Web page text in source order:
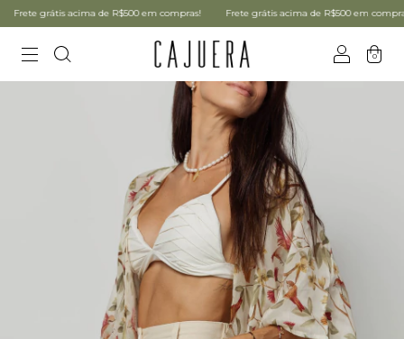
grátis acima de R$500 em compras! Frete grátis acima de R$500 em compras!
0